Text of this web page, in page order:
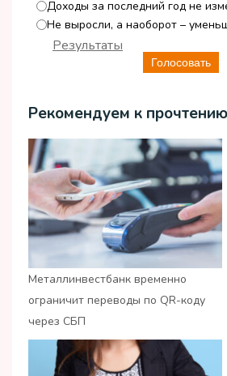
Доходы за последний год не
Не выросли, а наоборот –
Голосовать
Результаты
Рекомендуем к прочтению
Металлинвестбанк временно
ограничит переводы по QR-коду
через СБП